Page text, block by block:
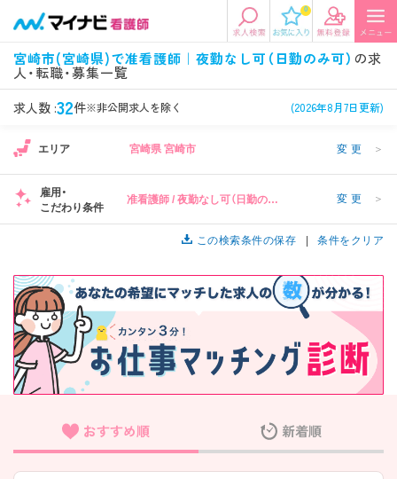
0
宮崎市(宮崎県)で准看護師｜夜勤なし可（日勤のみ可） の求
人・転職・募集一覧
求人数 :32件※非公開求人を除く (2026年8月7日更新)
エリアから探す
エリアから探す
関東
東海 関西
九州・沖縄
希望の求人条件を選択
資格 1
施設形態
病院、クリニック・診療所など
担当業務
病棟、外来など
美容外科、
循環器内科など
未経験歓迎、
土日祝休みなど
年収
年収500万円以上など 正社員、契約社員など
フリーワード検索
エリア 宮崎県 宮崎市 変更 ＞
雇用・
こだわり条件
准看護師 / 夜勤なし可（日勤のみ
変更 ＞
この検索条件の保存 条件をクリア
おすすめ順 新着順